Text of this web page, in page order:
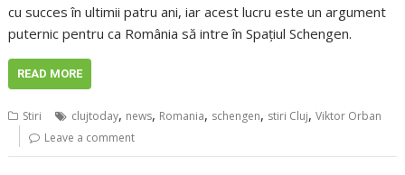
cu succes în ultimii patru ani, iar acest lucru este un argument
puternic pentru ca România să intre în Spaţiul Schengen.
READ MORE
Stiri clujtoday, news, Romania, schengen, stiri Cluj,Viktor Orban
Leave a comment